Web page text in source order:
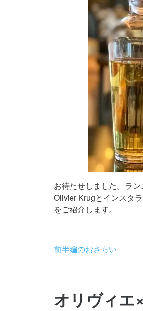
お待たせしました。ラ
Olivier Krugとインスタ
をご紹介します。
前半編のおさらい
オリヴィエ